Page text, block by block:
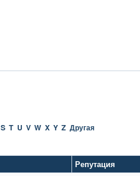
S T U V W X Y Z Другая
Репутация